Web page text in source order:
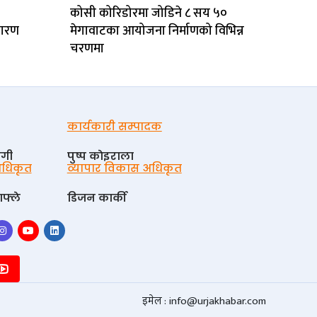
कोसी कोरिडोरमा जोडिने ८ सय ५०
मेगावाटका आयोजना निर्माणको विभिन्न
चरणमा
कार्यकारी सम्पादक
पुष्प काेइराला
व्यापार विकास अधिकृत
डिजन कार्की
इमेल : info@urjakhabar.com